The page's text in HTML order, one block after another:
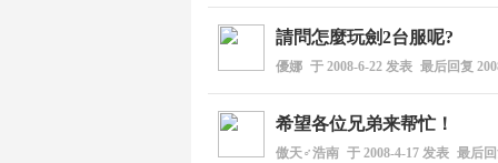
請問怎麼玩劍2台服呢?
優娜 于 2008-6-22 发表 最后回复
希望各位兄弟来帮忙！
傲天♂浩南 于 2008-4-17 发表 最后